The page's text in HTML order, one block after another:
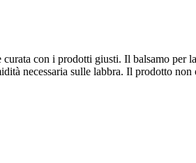
curata con i prodotti giusti. Il balsamo
necessaria sulle labbra. Il prodotto